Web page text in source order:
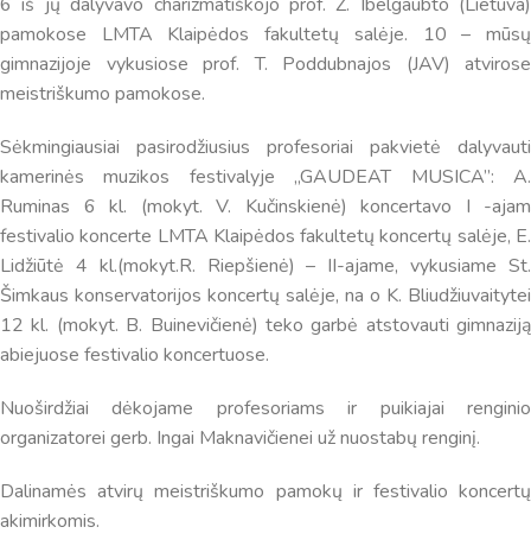
pamokose LMTA Klaipėdos fakultetų salėje. 10 – mūsų
gimnazijoje vykusiose prof. T. Poddubnajos (JAV) atvirose
meistriškumo pamokose.
Sėkmingiausiai pasirodžiusius profesoriai pakvietė dalyvauti
kamerinės muzikos festivalyje ,,GAUDEAT MUSICA”: A.
Ruminas 6 kl. (mokyt. V. Kučinskienė) koncertavo I -ajam
festivalio koncerte LMTA Klaipėdos fakultetų koncertų salėje, E.
Lidžiūtė 4 kl.(mokyt.R. Riepšienė) – II-ajame, vykusiame St.
Šimkaus konservatorijos koncertų salėje, na o K. Bliudžiuvaitytei
12 kl. (mokyt. B. Buinevičienė) teko garbė atstovauti gimnaziją
abiejuose festivalio koncertuose.
Nuoširdžiai dėkojame profesoriams ir puikiajai renginio
organizatorei gerb. Ingai Maknavičienei už nuostabų renginį.
Dalinamės atvirų meistriškumo pamokų ir festivalio koncertų
akimirkomis.
Virtualus asistentas E. Balsio gimnazijos DI
Sveiki! Taip, aš esu virtualus. Tačiau dirbtinis intelektas
suteikia man galimybę ne tik analizuoti Jūsų klausimą, bet
informaciją. Jei visgi man pritrūks išmanumo - pateiksiu
Jums reikiamus kontaktus, kur galėsite pasiklausti